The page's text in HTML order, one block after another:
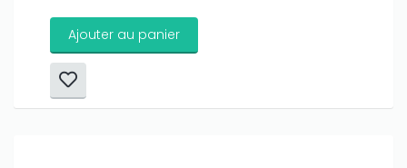
Ajouter au panier